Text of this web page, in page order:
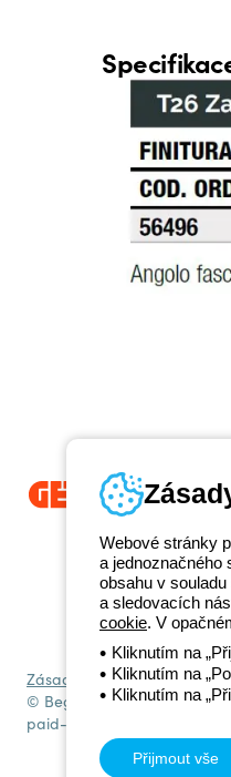
Beghelli je součástí GEWISS
propojená světelná řešení,
koncové zákazníky v
od pondělí do pátku v době
Zásady ochrany osobních
© Beghelli S.p.A. Sole
paid-up capital: 10,000,000
Webové stránky
a jednoznačného
obsahu v
a sledovacích
cookie. V
Kliknutím na
Kliknutím na
Kliknutím na
Přijmout vše